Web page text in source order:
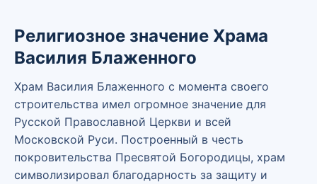
Религиозное значение Храма
Василия Блаженного
Храм Василия Блаженного с момента своего
строительства имел огромное значение для
Русской Православной Церкви и всей
Московской Руси. Построенный в честь
покровительства Пресвятой Богородицы, храм
символизировал благодарность за защиту и